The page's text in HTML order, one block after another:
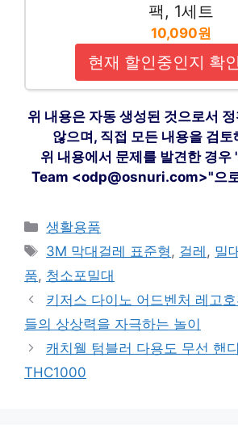
팩, 1세트
10,090원
현재 할인중인지 확
위 내용은 자동 생성된 것으로서
않으며, 직접 모든 내용을 검토
위 내용에서 문제를 발견한 경
Team <odp@osnuri.com>"으
카
테
리
생활용품
태
그
3M 막대걸레 표준형 , 걸레 , 밀
품, 청소포밀대
키저스 다이노 어드벤처 레고
들의 상상력을 자극하는 놀이
캐치웰 텀블러 다용도 무선 핸
THC1000